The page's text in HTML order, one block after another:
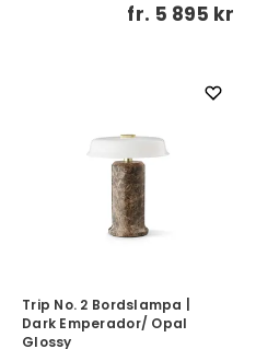
fr. 5 895 kr
Trip No. 2 Bordslampa |
Dark Emperador/ Opal
Glossy